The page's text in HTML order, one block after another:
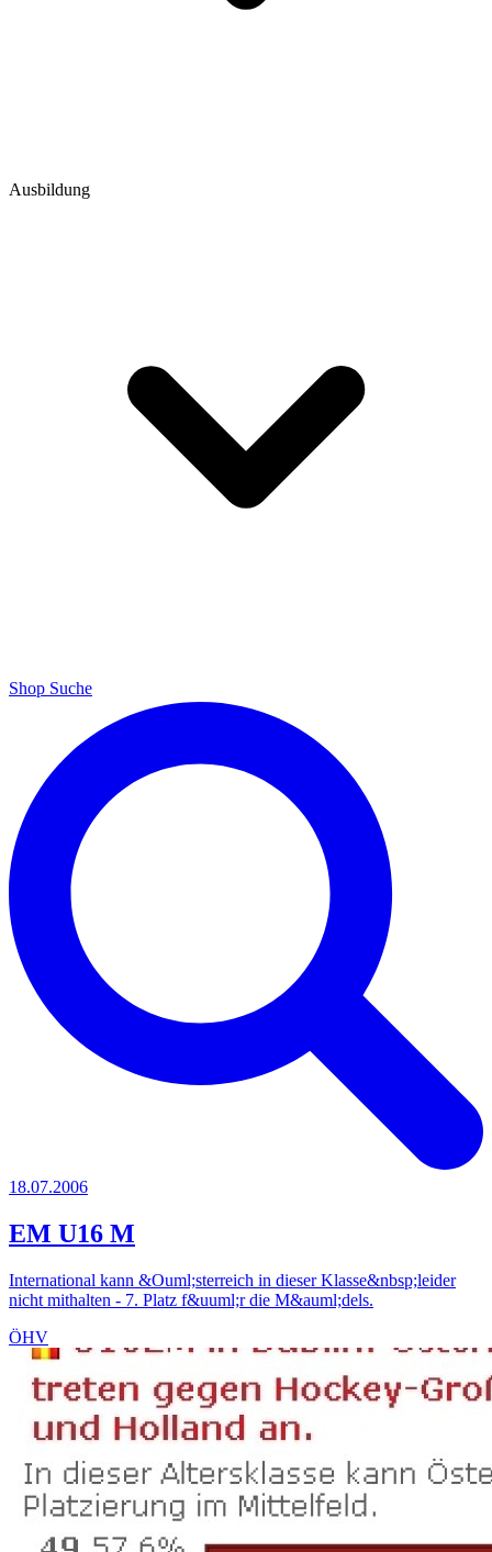
Ausbildung
Shop Suche
18.07.2006
EM U16 M
International kann &Ouml;sterreich in dieser Klasse&nbsp;leider
nicht mithalten - 7. Platz f&uuml;r die M&auml;dels.
ÖHV